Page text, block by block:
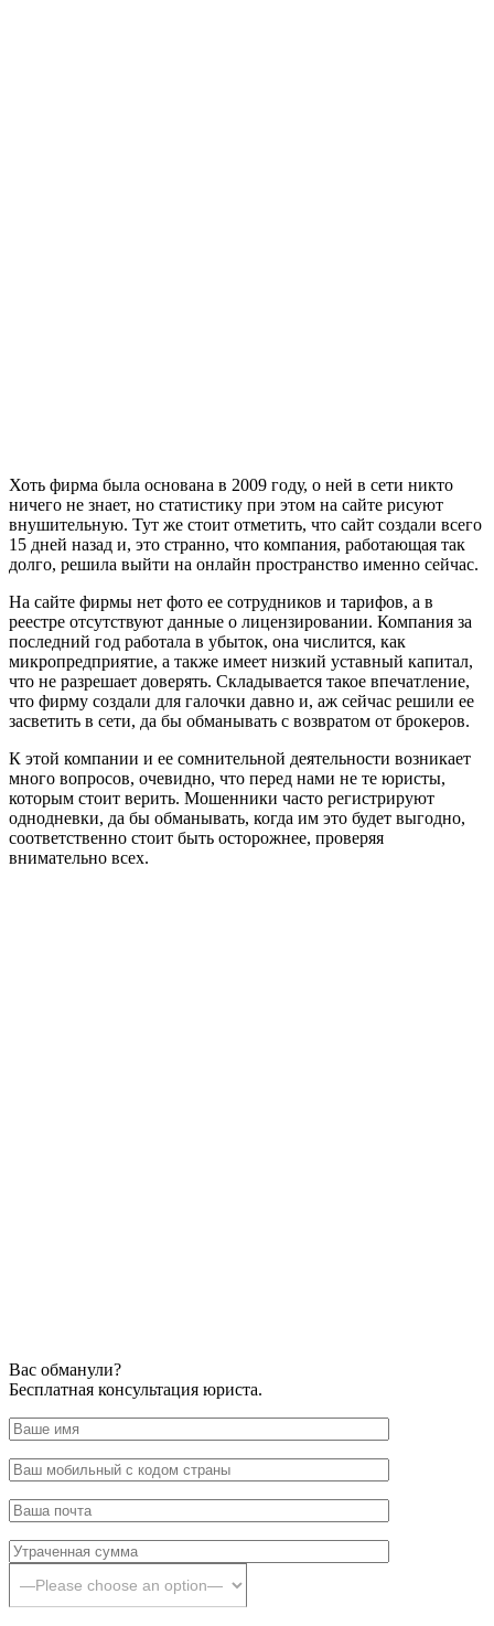
Хоть фирма была основана в 2009 году, о ней в сети никто
ничего не знает, но статистику при этом на сайте рисуют
внушительную. Тут же стоит отметить, что сайт создали всего
15 дней назад и, это странно, что компания, работающая так
долго, решила выйти на онлайн пространство именно сейчас.
На сайте фирмы нет фото ее сотрудников и тарифов, а в
реестре отсутствуют данные о лицензировании. Компания за
последний год работала в убыток, она числится, как
микропредприятие, а также имеет низкий уставный капитал,
что не разрешает доверять. Складывается такое впечатление,
что фирму создали для галочки давно и, аж сейчас решили ее
засветить в сети, да бы обманывать с возвратом от брокеров.
К этой компании и ее сомнительной деятельности возникает
много вопросов, очевидно, что перед нами не те юристы,
которым стоит верить. Мошенники часто регистрируют
однодневки, да бы обманывать, когда им это будет выгодно,
соответственно стоит быть осторожнее, проверяя
внимательно всех.
Вас обманули?
Бесплатная консультация юриста.